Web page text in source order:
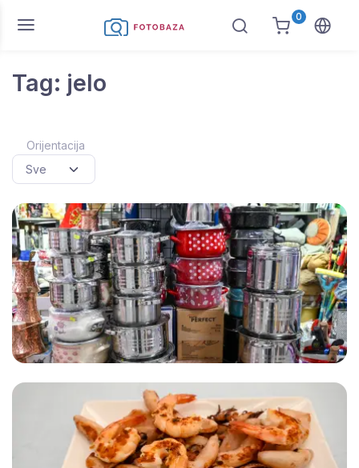
0
Tag: jelo
Orijentacija